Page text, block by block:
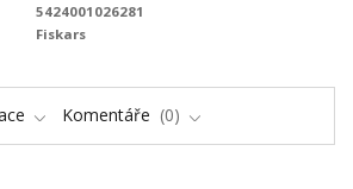
5424001026281
Fiskars
Komentáře 0